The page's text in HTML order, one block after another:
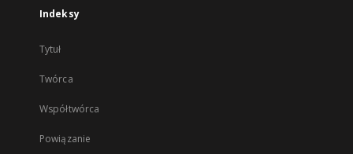
Indeksy
Tytuł
Twórca
Współtwórca
Powiązanie